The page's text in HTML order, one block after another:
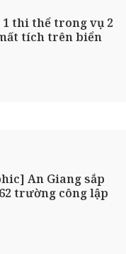
thi thể trong vụ 2
tích trên biển
An Giang sắp
trường công lập